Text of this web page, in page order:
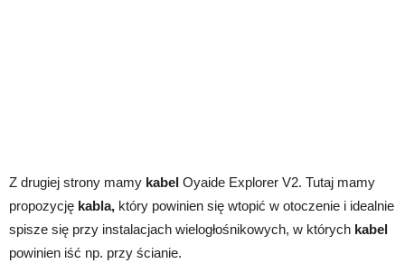
Z drugiej strony mamy kabel Oyaide Explorer V2. Tutaj mamy
propozycję kabla, który powinien się wtopić w otoczenie i idealnie
spisze się przy instalacjach wielogłośnikowych, w których kabel
powinien iść np. przy ścianie.